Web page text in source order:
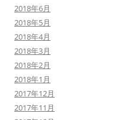
2018年6月
2018年5月
2018年4月
2018年3月
2018年2月
2018年1月
2017年12月
2017年11月